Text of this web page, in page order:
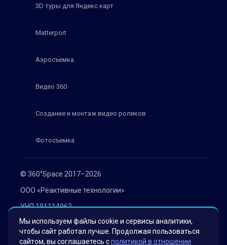
© 360°Space 2017–2026
ООО «Реактивные технологии»
УНП 191114962
г. Минск, ул. Мележа 1, офис 402
Политика конфиденциальности
3D туры для Яндекс карт
Matterport
Аэросъемка
Видео 360
Создание и монтаж видео роликов
Фотосъемка
Мы используем файлы cookie и сервисы аналитики,
чтобы сайт работал лучше. Продолжая пользоваться
сайтом, вы соглашаетесь сполитикой в отношении